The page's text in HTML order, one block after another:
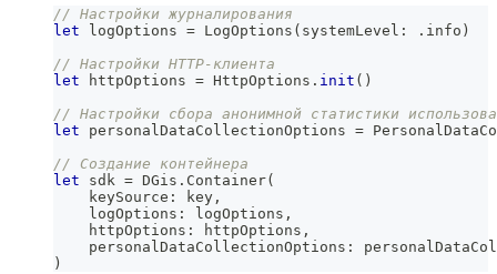
// Настройки журналирования
let logOptions = LogOptions ( systemLevel : . info )
// Настройки HTTP-клиента
let httpOptions = HttpOptions . init ( )
// Настройки сбора анонимной статистики
let personalDataCollectionOptions =
// Создание контейнера
let sdk = DGis . Container(
    keySource
: key ,
    logOptions
: logOptions ,
    httpOptions
: httpOptions ,
    personalDataCollectionOptions
:
)